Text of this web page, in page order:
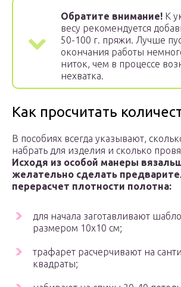
Обратите внимание! К
весу рекомендуется
50-100 г. пряжи. Лучше
окончания работы
ниток, чем в процессе
нехватка.
Как просчитать
В пособиях всегда указывают,
набрать для изделия и сколько
Исходя из особой манеры
желательно сделать
перерасчет плотности полотна:
для начала заготавливают
размером 10х10 см;
трафарет расчерчивают на
квадраты;